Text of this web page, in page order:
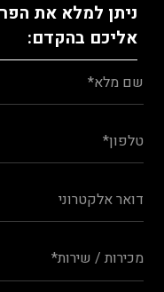
ניתן למלא את
אליכם בהקדם: